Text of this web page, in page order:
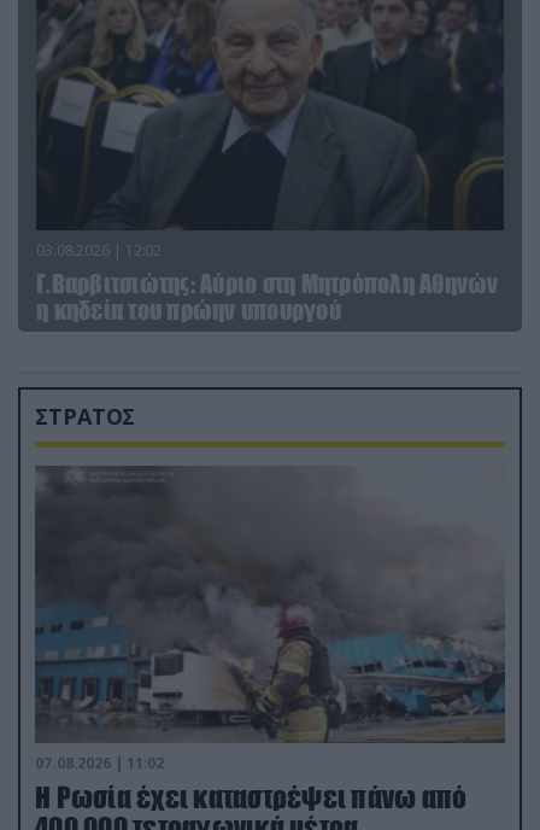
03.08.2026 | 12:02
Γ.Βαρβιτσιώτης: Aύριο στη Μητρόπολη Αθηνών
η κηδεία του πρώην υπουργού
ΣΤΡΑΤΟΣ
07.08.2026 | 11:02
Η Ρωσία έχει καταστρέψει πάνω από